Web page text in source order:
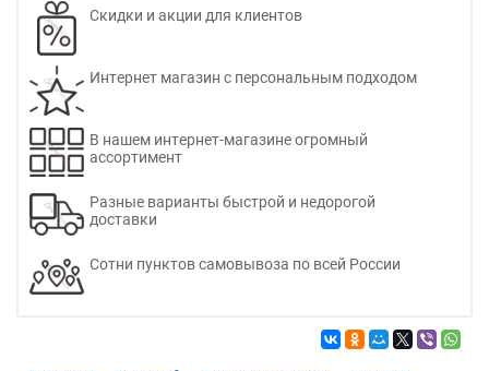
Скидки и акции для клиентов
Интернет магазин с персональным подходом
В нашем интернет-магазине огромный
ассортимент
Разные варианты быстрой и недорогой
доставки
Сотни пунктов самовывоза по всей России